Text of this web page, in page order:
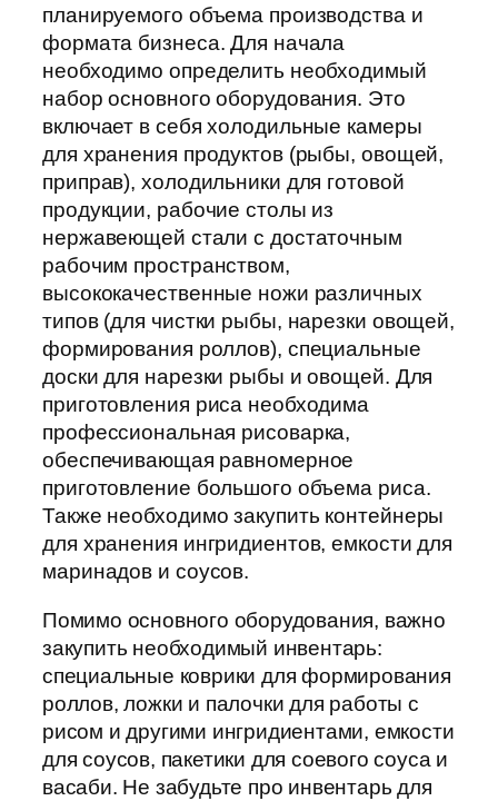
планируемого объема производства и
формата бизнеса. Для начала
необходимо определить необходимый
набор основного оборудования. Это
включает в себя холодильные камеры
для хранения продуктов (рыбы, овощей,
приправ), холодильники для готовой
продукции, рабочие столы из
нержавеющей стали с достаточным
рабочим пространством,
высококачественные ножи различных
типов (для чистки рыбы, нарезки овощей,
формирования роллов), специальные
доски для нарезки рыбы и овощей. Для
приготовления риса необходима
профессиональная рисоварка,
обеспечивающая равномерное
приготовление большого объема риса.
Также необходимо закупить контейнеры
для хранения ингридиентов, емкости для
маринадов и соусов.
Помимо основного оборудования, важно
закупить необходимый инвентарь:
специальные коврики для формирования
роллов, ложки и палочки для работы с
рисом и другими ингридиентами, емкости
для соусов, пакетики для соевого соуса и
васаби. Не забудьте про инвентарь для